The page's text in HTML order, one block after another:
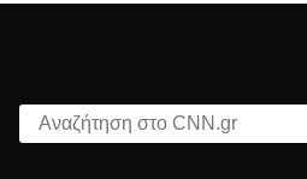
Αναζήτηση στο CNN.gr